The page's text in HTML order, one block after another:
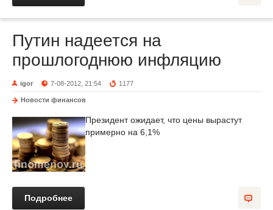
Путин надеется на
прошлогоднюю инфляцию
igor 7-08-2012, 21:54 1177
Новости финансов
Президент ожидает, что цены вырастут
примерно на 6,1%
Подробнее